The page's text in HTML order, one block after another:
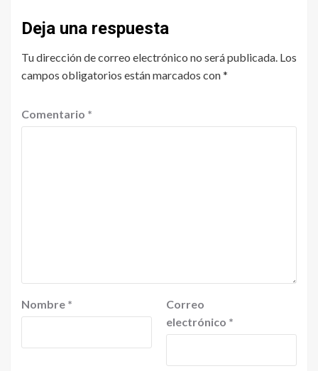
Deja una respuesta
Tu dirección de correo electrónico no será publicada. Los
campos obligatorios están marcados con*
Comentario *
Nombre *
Correo
electrónico *